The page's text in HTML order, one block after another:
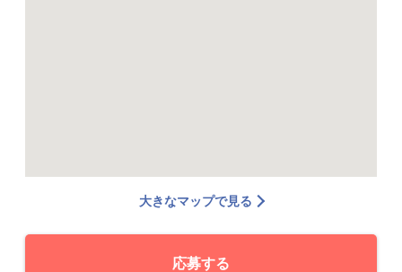
大きなマップで見る
応募する